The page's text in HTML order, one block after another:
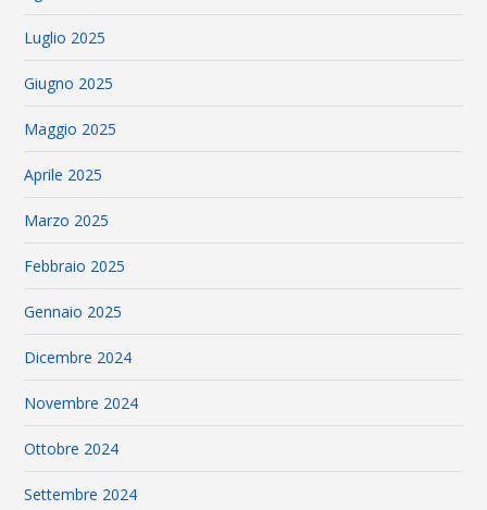
Luglio 2025
Giugno 2025
Maggio 2025
Aprile 2025
Marzo 2025
Febbraio 2025
Gennaio 2025
Dicembre 2024
Novembre 2024
Ottobre 2024
Settembre 2024